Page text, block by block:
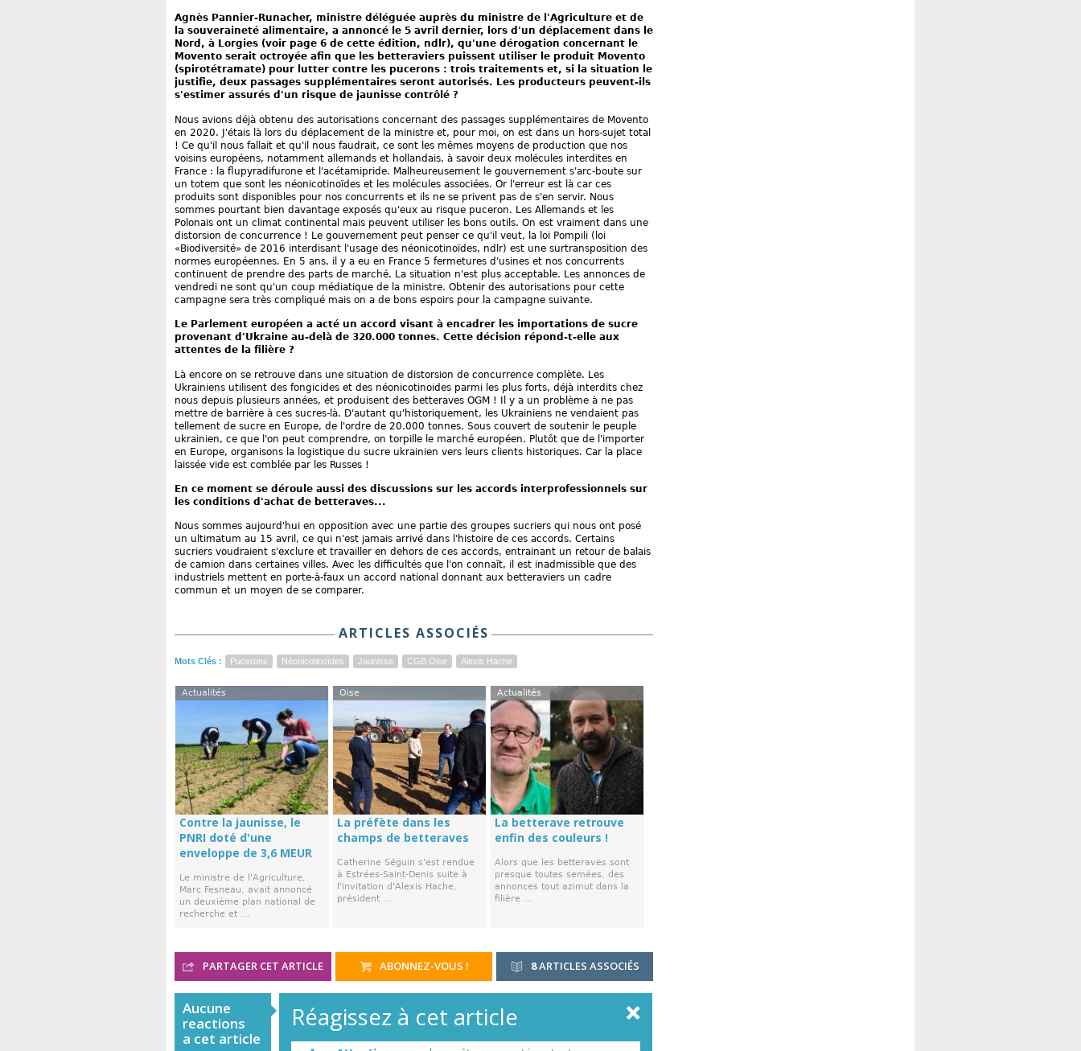
Agnès Pannier-Runacher, ministre déléguée auprès du ministre de l'Agriculture et de
la souveraineté alimentaire, a annoncé le 5 avril dernier, lors d'un déplacement dans le
Nord, à Lorgies (voir page 6 de cette édition, ndlr), qu'une dérogation concernant le
Movento serait octroyée afin que les betteraviers puissent utiliser le produit Movento
(spirotétramate) pour lutter contre les pucerons : trois traitements et, si la situation le
justifie, deux passages supplémentaires seront autorisés. Les producteurs peuvent-ils
s'estimer assurés d'un risque de jaunisse contrôlé ?
Nous avions déjà obtenu des autorisations concernant des passages supplémentaires de Movento
en 2020. J'étais là lors du déplacement de la ministre et, pour moi, on est dans un hors-sujet total
! Ce qu'il nous fallait et qu'il nous faudrait, ce sont les mêmes moyens de production que nos
voisins européens, notamment allemands et hollandais, à savoir deux molécules interdites en
France : la flupyradifurone et l'acétamipride. Malheureusement le gouvernement s'arc-boute sur
un totem que sont les néonicotinoïdes et les molécules associées. Or l'erreur est là car ces
produits sont disponibles pour nos concurrents et ils ne se privent pas de s'en servir. Nous
sommes pourtant bien davantage exposés qu'eux au risque puceron. Les Allemands et les
Polonais ont un climat continental mais peuvent utiliser les bons outils. On est vraiment dans une
distorsion de concurrence ! Le gouvernement peut penser ce qu'il veut, la loi Pompili (loi
«Biodiversité» de 2016 interdisant l'usage des néonicotinoïdes, ndlr) est une surtransposition des
normes européennes. En 5 ans, il y a eu en France 5 fermetures d'usines et nos concurrents
continuent de prendre des parts de marché. La situation n'est plus acceptable. Les annonces de
vendredi ne sont qu'un coup médiatique de la ministre. Obtenir des autorisations pour cette
campagne sera très compliqué mais on a de bons espoirs pour la campagne suivante.
Le Parlement européen a acté un accord visant à encadrer les importations de sucre
provenant d'Ukraine au-delà de 320.000 tonnes. Cette décision répond-t-elle aux
attentes de la filière ?
Là encore on se retrouve dans une situation de distorsion de concurrence complète. Les
Ukrainiens utilisent des fongicides et des néonicotinoides parmi les plus forts, déjà interdits chez
nous depuis plusieurs années, et produisent des betteraves OGM ! Il y a un problème à ne pas
mettre de barrière à ces sucres-là. D'autant qu'historiquement, les Ukrainiens ne vendaient pas
tellement de sucre en Europe, de l'ordre de 20.000 tonnes. Sous couvert de soutenir le peuple
ukrainien, ce que l'on peut comprendre, on torpille le marché européen. Plutôt que de l'importer
en Europe, organisons la logistique du sucre ukrainien vers leurs clients historiques. Car la place
laissée vide est comblée par les Russes !
En ce moment se déroule aussi des discussions sur les accords interprofessionnels sur
les conditions d'achat de betteraves...
Nous sommes aujourd'hui en opposition avec une partie des groupes sucriers qui nous ont posé
un ultimatum au 15 avril, ce qui n'est jamais arrivé dans l'histoire de ces accords. Certains
sucriers voudraient s'exclure et travailler en dehors de ces accords, entrainant un retour de balais
de camion dans certaines villes. Avec les difficultés que l'on connaît, il est inadmissible que des
industriels mettent en porte-à-faux un accord national donnant aux betteraviers un cadre
commun et un moyen de se comparer.
ARTICLES ASSOCIÉS
Mots Clés : Pucerons Néonicotinoïdes Jaunisse CGB Oise Alexis Hache
Actualités
Contre la jaunisse, le
PNRI doté d'une
enveloppe de 3,6 MEUR
Le ministre de l'Agriculture,
Marc Fesneau, avait annoncé
un deuxième plan national de
recherche et ...
Oise
La préfète dans les
champs de betteraves
Catherine Séguin s'est rendue
à Estrées-Saint-Denis suite à
l'invitation d'Alexis Hache,
président ...
Actualités
La betterave retrouve
enfin des couleurs !
Alors que les betteraves sont
presque toutes semées, des
annonces tout azimut dans la
filière ...
8ARTICLES ASSOCIÉS
PARTAGER CET ARTICLE ABONNEZ-VOUS !
Aucune
reactions
a cet article
Réagissez à cet article